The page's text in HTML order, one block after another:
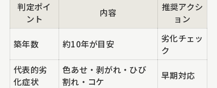
判定ポイ
ント
内容
推奨アクシ
ョン
築年数 約10年が目安
劣化チェッ
ク
代表的劣
化症状
色あせ・剥がれ・ひび
割れ・コケ
早期対応